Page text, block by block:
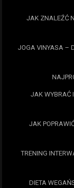
JAK ZNALEŹĆ
JOGA VINYASA –
JAK WYBRAĆ
JAK
TRENING
DIETA